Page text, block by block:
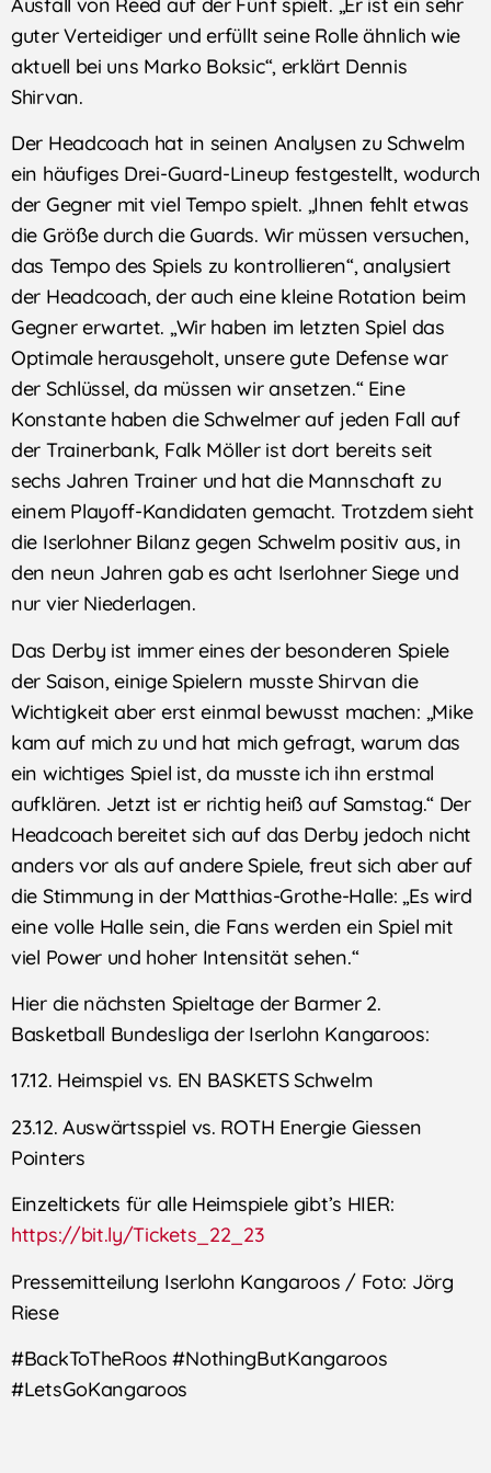
guter Verteidiger und erfüllt seine Rolle ähnlich wie
aktuell bei uns Marko Boksic“, erklärt Dennis
Shirvan.
Der Headcoach hat in seinen Analysen zu Schwelm
ein häufiges Drei-Guard-Lineup festgestellt, wodurch
der Gegner mit viel Tempo spielt. „Ihnen fehlt etwas
die Größe durch die Guards. Wir müssen versuchen,
das Tempo des Spiels zu kontrollieren“, analysiert
der Headcoach, der auch eine kleine Rotation beim
Gegner erwartet. „Wir haben im letzten Spiel das
Optimale herausgeholt, unsere gute Defense war
der Schlüssel, da müssen wir ansetzen.“ Eine
Konstante haben die Schwelmer auf jeden Fall auf
der Trainerbank, Falk Möller ist dort bereits seit
sechs Jahren Trainer und hat die Mannschaft zu
einem Playoff-Kandidaten gemacht. Trotzdem sieht
die Iserlohner Bilanz gegen Schwelm positiv aus, in
den neun Jahren gab es acht Iserlohner Siege und
nur vier Niederlagen.
Das Derby ist immer eines der besonderen Spiele
der Saison, einige Spielern musste Shirvan die
Wichtigkeit aber erst einmal bewusst machen: „Mike
kam auf mich zu und hat mich gefragt, warum das
ein wichtiges Spiel ist, da musste ich ihn erstmal
aufklären. Jetzt ist er richtig heiß auf Samstag.“ Der
Headcoach bereitet sich auf das Derby jedoch nicht
anders vor als auf andere Spiele, freut sich aber auf
die Stimmung in der Matthias-Grothe-Halle: „Es wird
eine volle Halle sein, die Fans werden ein Spiel mit
viel Power und hoher Intensität sehen.“
Hier die nächsten Spieltage der Barmer 2.
Basketball Bundesliga der Iserlohn Kangaroos:
17.12. Heimspiel vs. EN BASKETS Schwelm
23.12. Auswärtsspiel vs. ROTH Energie Giessen
Pointers
Einzeltickets für alle Heimspiele gibt’s HIER:
https://bit.ly/Tickets_22_23
Pressemitteilung Iserlohn Kangaroos / Foto: Jörg
Riese
#BackToTheRoos #NothingButKangaroos
#LetsGoKangaroos